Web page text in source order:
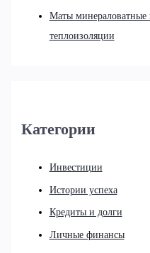
Маты
теплоизоляции
Категории
Инвестиции
Истории успеха
Кредиты и долги
Личные финансы